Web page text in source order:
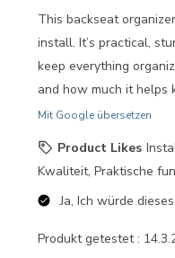
This backseat
install. It’s practical,
keep everything
and how much it helps
Mit Google übersetzen
Product Likes
Kwaliteit, Praktische
Ja, Ich würde
Produkt getestet :